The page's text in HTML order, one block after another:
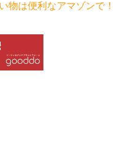
物は便利なアマゾンで！